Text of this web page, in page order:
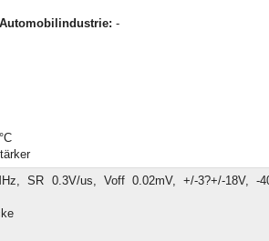
-
SR 0.3V/us, Voff 0.02mV, +/-3?+/-18V, -